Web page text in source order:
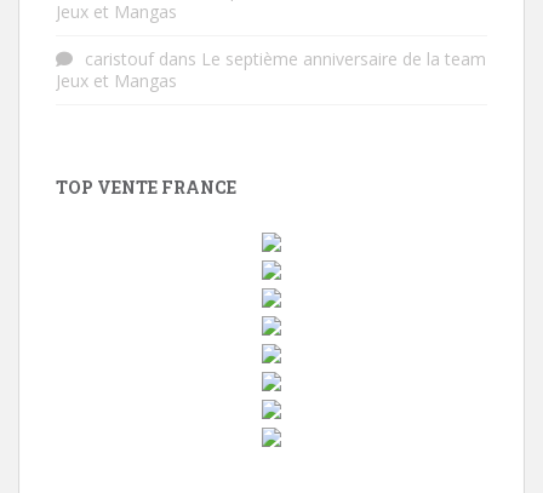
Jeux et Mangas
caristoufdans Le septième anniversaire de la team
Jeux et Mangas
TOP VENTE FRANCE